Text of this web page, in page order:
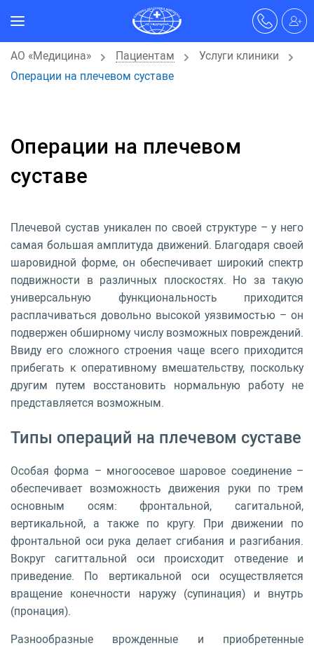
АО «Медицина» Пациентам
Услуги клиники
Операции на плечевом суставе
Операции на плечевом
суставе
Плечевой сустав уникален по своей структуре – у него
самая большая амплитуда движений. Благодаря своей
шаровидной форме, он обеспечивает широкий спектр
подвижности в различных плоскостях. Но за такую
универсальную функциональность приходится
расплачиваться довольно высокой уязвимостью – он
подвержен обширному числу возможных повреждений.
Ввиду его сложного строения чаще всего приходится
прибегать к оперативному вмешательству, поскольку
другим путем восстановить нормальную работу не
представляется возможным.
Типы операций на плечевом суставе
Особая форма – многоосевое шаровое соединение –
обеспечивает возможность движения руки по трем
основным осям: фронтальной, сагитальной,
вертикальной, а также по кругу. При движении по
фронтальной оси рука делает сгибания и разгибания.
Вокруг сагиттальной оси происходит отведение и
приведение. По вертикальной оси осуществляется
вращение конечности наружу (супинация) и внутрь
(пронация).
Разнообразные врожденные и приобретенные